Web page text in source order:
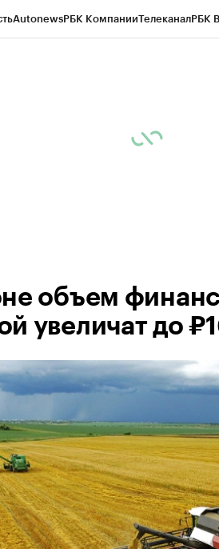
AutonewsРБК КомпанииТелеканалРБК
объем
увеличат до